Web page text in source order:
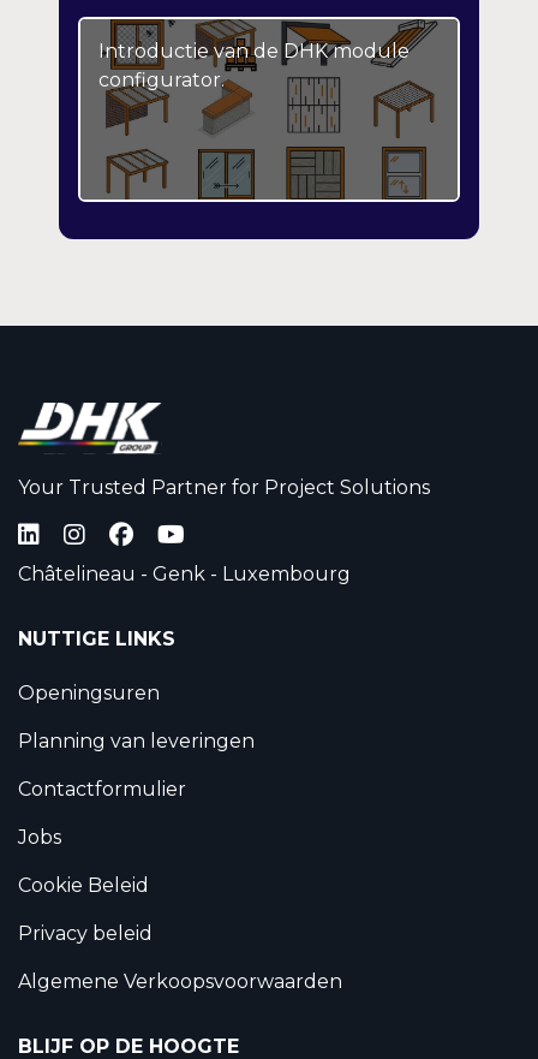
Introductie van de DHK module
configurator.
Your Trusted Partner for Project Solutions
Châtelineau - Genk - Luxembourg
NUTTIGE LINKS
Openingsuren
Planning van leveringen
Contactformulier
Jobs
Cookie Beleid
Privacy beleid
Algemene Verkoopsvoorwaarden
BLIJF OP DE HOOGTE